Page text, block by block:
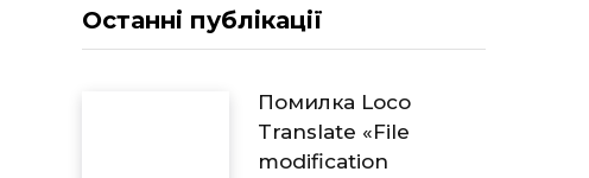
Останні публікації
Помилка Loco
Translate «File
modification